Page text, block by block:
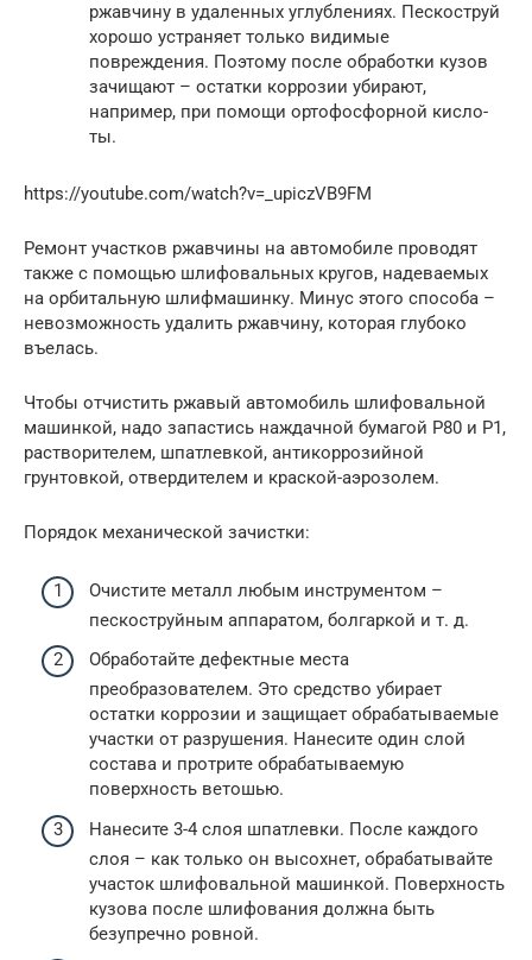
ржавчину в удаленных углублениях. Пескоструй
хорошо устраняет только видимые
повреждения. Поэтому после обработки кузов
зачищают – остатки коррозии убирают,
например, при помощи орто­фос­фор­ной кис­ло­
ты.
https://youtube.com/watch?v=_upiczVB9FM
Ремонт участков ржавчины на автомобиле проводят
также с помощью шлифовальных кругов, надеваемых
на орбитальную шлифмашинку. Минус этого способа –
невозможность удалить ржавчину, которая глубоко
въелась.
Чтобы отчистить ржавый автомобиль шлифовальной
машинкой, надо запастись наждачной бумагой P80 и P1,
растворителем, шпатлевкой, антикоррозийной
грунтовкой, отвердителем и краской-аэрозолем.
Порядок механической зачистки:
Очистите металл любым инструментом –
пескоструйным аппаратом, болгаркой и т. д.
Обработайте дефектные места
преобразователем. Это средство убирает
остатки коррозии и защищает обрабатываемые
участки от разрушения. Нанесите один слой
состава и протрите обрабатываемую
поверхность ветошью.
Нанесите 3-4 слоя шпатлевки. После каждого
слоя – как только он высохнет, обрабатывайте
участок шлифовальной машинкой. Поверхность
кузова после шлифования должна быть
безупречно ровной.